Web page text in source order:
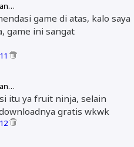
game di atas, kalo saya
game ini sangat
itu ya fruit ninja, selain
gratis wkwk